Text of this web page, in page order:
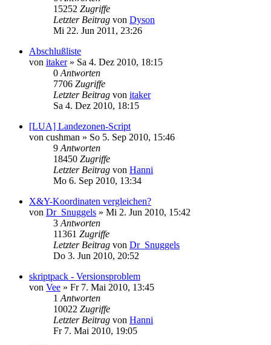
15252 Zugriffe
Letzter Beitrag von Dyson
Mi 22. Jun 2011, 23:26
Abschlußliste
von itaker» Sa 4. Dez 2010, 18:15
0 Antworten
7706 Zugriffe
Letzter Beitrag von itaker
Sa 4. Dez 2010, 18:15
[LUA] Landezonen-Script
von cushman » So 5. Sep 2010, 15:46
9 Antworten
18450 Zugriffe
Letzter Beitrag von Hanni
Mo 6. Sep 2010, 13:34
X&Y-Koordinaten vergleichen?
von Dr_Snuggels » Mi 2. Jun 2010, 15:42
3 Antworten
11361 Zugriffe
Letzter Beitrag von Dr_Snuggels
Do 3. Jun 2010, 20:52
skriptpack - Versionsproblem
von Vee » Fr 7. Mai 2010, 13:45
1 Antworten
10022 Zugriffe
Letzter Beitrag von Hanni
Fr 7. Mai 2010, 19:05